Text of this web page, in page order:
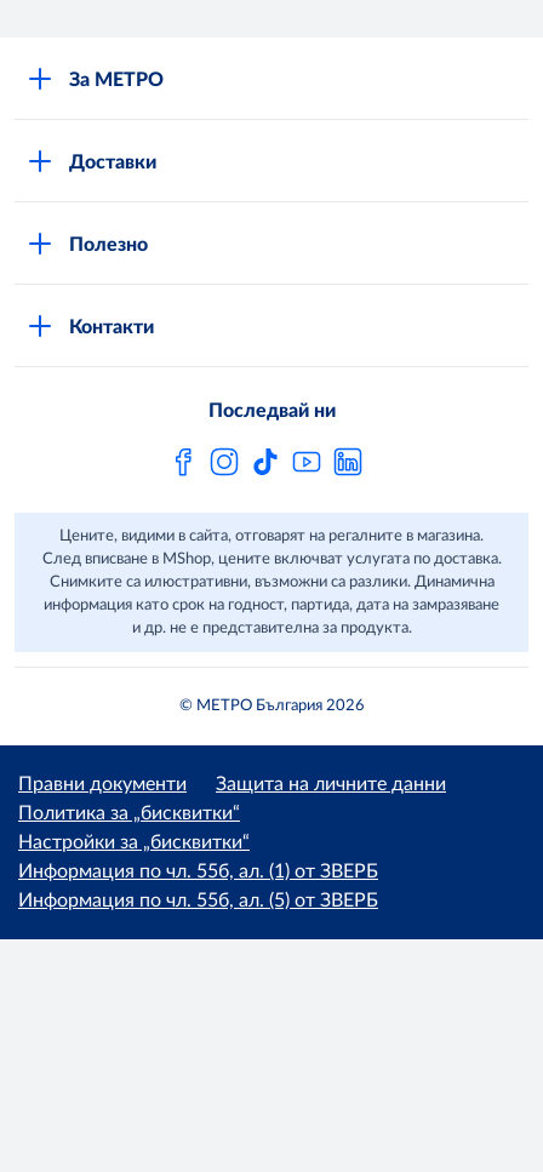
За МЕТРО
METRO AG
Доставки
Полезно
Контакти
Последвай ни
Цените, видими в сайта, отговарят на регалните в магазина.
След вписване в MShop, цените включват услугата по доставка.
Снимките са илюстративни, възможни са разлики. Динамична
информация като срок на годност, партида, дата на замразяване
и др. не е представителна за продукта.
© МЕТРО България 2026
Правни документи
Защита на личните данни
Политика за „бисквитки“
Настройки за „бисквитки“
Информация по чл. 55б, ал. (1) от ЗВЕРБ
Информация по чл. 55б, ал. (5) от ЗВЕРБ